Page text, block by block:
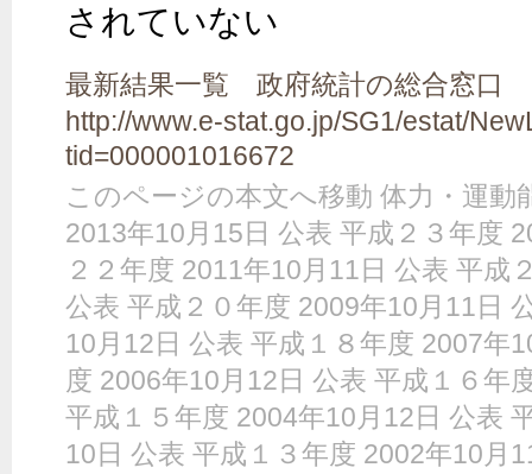
されていない
最新結果一覧 政府統計の総合窓口
http://www.e-stat.go.jp/SG1/estat/
tid=000001016672
このページの本文へ移動 体力・運動
2013年10月15日 公表 平成２３年度
２２年度 2011年10月11日 公表 平成
公表 平成２０年度 2009年10月11日
10月12日 公表 平成１８年度 2007年
度 2006年10月12日 公表 平成１６年
平成１５年度 2004年10月12日 公表
10日 公表 平成１３年度 2002年10月